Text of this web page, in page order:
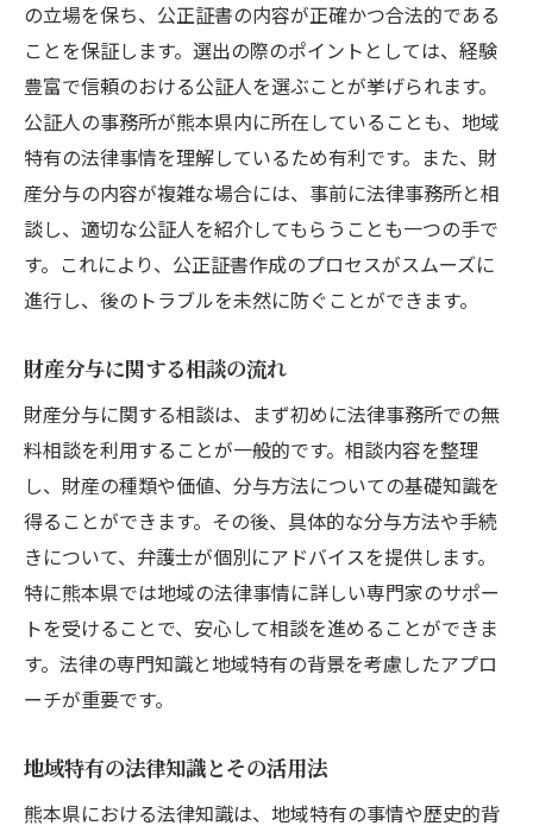
の立場を保ち、公正証書の内容が正確かつ合法的である
ことを保証します。選出の際のポイントとしては、経験
豊富で信頼のおける公証人を選ぶことが挙げられます。
公証人の事務所が熊本県内に所在していることも、地域
特有の法律事情を理解しているため有利です。また、財
産分与の内容が複雑な場合には、事前に法律事務所と相
談し、適切な公証人を紹介してもらうことも一つの手で
す。これにより、公正証書作成のプロセスがスムーズに
進行し、後のトラブルを未然に防ぐことができます。
財産分与に関する相談の流れ
財産分与に関する相談は、まず初めに法律事務所での無
料相談を利用することが一般的です。相談内容を整理
し、財産の種類や価値、分与方法についての基礎知識を
得ることができます。その後、具体的な分与方法や手続
きについて、弁護士が個別にアドバイスを提供します。
特に熊本県では地域の法律事情に詳しい専門家のサポー
トを受けることで、安心して相談を進めることができま
す。法律の専門知識と地域特有の背景を考慮したアプロ
ーチが重要です。
地域特有の法律知識とその活用法
熊本県における法律知識は、地域特有の事情や歴史的背